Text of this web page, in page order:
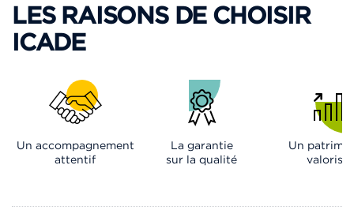
LES RAISONS DE CHOISIR
ICADE
Un accompagnement
attentif
La garantie
sur la qualité
Un
valorisé